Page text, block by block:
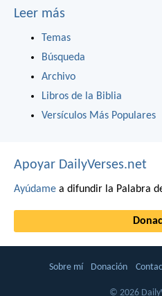
Leer más
Temas
Búsqueda
Archivo
Libros de la Biblia
Versículos Más Populares
Apoyar DailyVerses.net
Ayúdame a difundir la Palabra
Sobre mí Donación
© 2026